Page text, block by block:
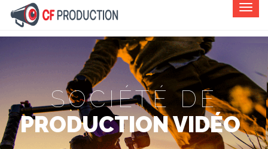
SOCIÉTÉ DE
PRODUCTION VIDÉO